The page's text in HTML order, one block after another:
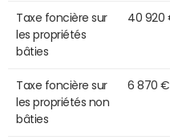
Taxe foncière sur
les propriétés
bâties
40 920
Taxe foncière sur
les propriétés non
bâties
6 870 €